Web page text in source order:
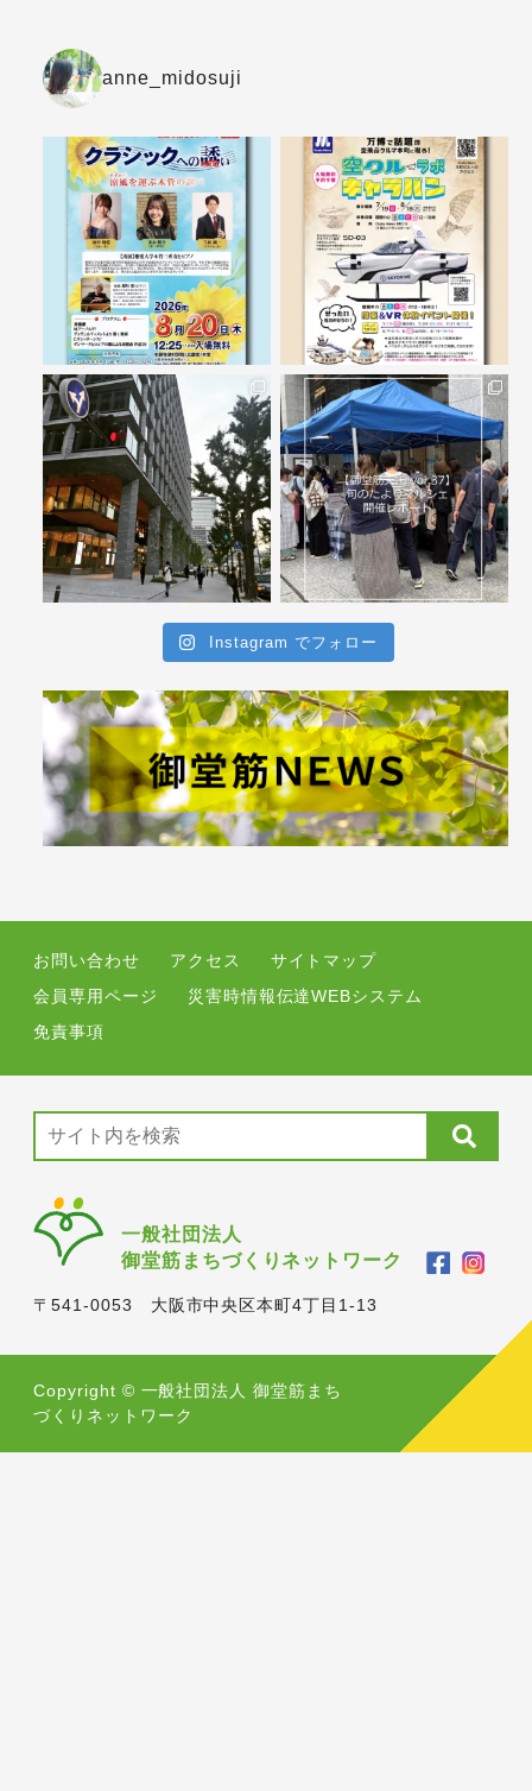
anne_midosuji
Instagram でフォロー
お問い合わせ アクセス
サイトマップ
会員専用ページ
災害時情報伝達WEBシステム
免責事項
一般社団法人
御堂筋まちづくりネットワーク
〒541-0053 大阪市中央区本町4丁目1-13
Copyright © 一般社団法人 御堂筋まち
づくりネットワーク